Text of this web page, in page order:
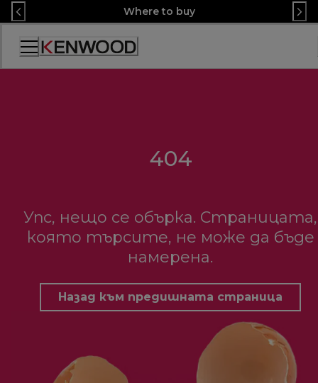
Skip
to
Content
Where to buy
Декларация
за
404
Упс, нещо се обърка. Страницата,
която търсите, не може да бъде
намерена.
Назад към предишната страница